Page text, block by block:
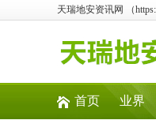
天瑞地安资讯网 （
首页 业界